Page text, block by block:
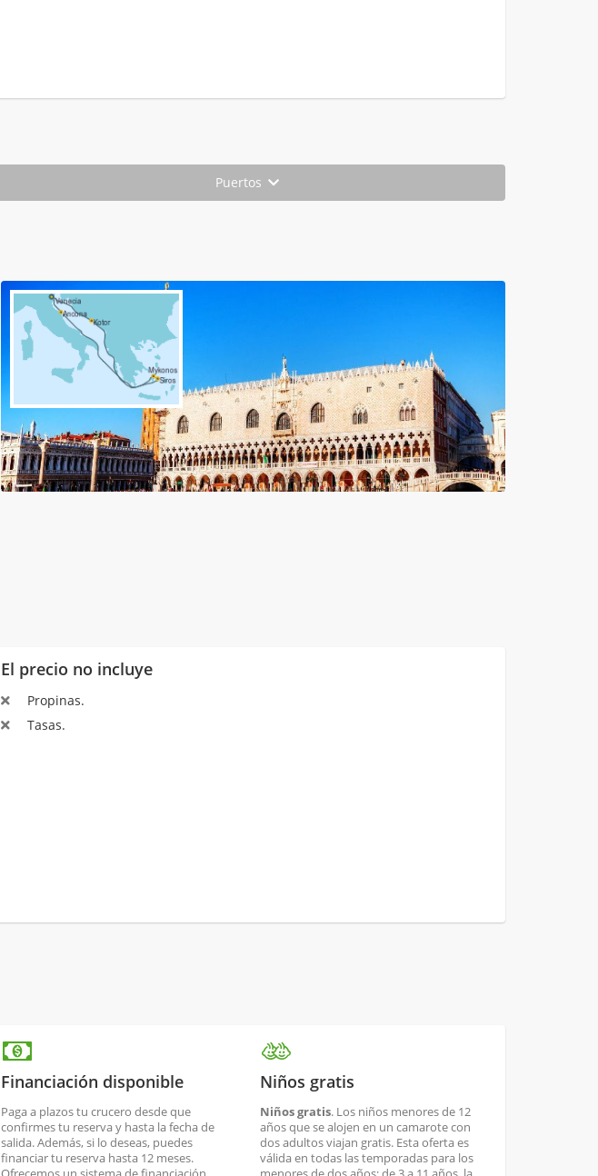
Puertos
El precio no incluye
Propinas.
Tasas.
Financiación disponible
Paga a plazos tu crucero desde que
confirmes tu reserva y hasta la fecha de
salida. Además, si lo deseas, puedes
financiar tu reserva hasta 12 meses.
Niños gratis
Niños gratis. Los niños menores de 12
años que se alojen en un camarote con
dos adultos viajan gratis. Esta oferta es
válida en todas las temporadas para los